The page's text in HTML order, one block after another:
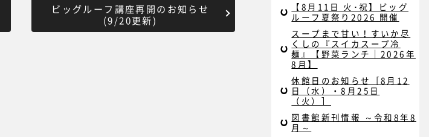
ビッグルーフ講座再開のお知らせ
(9/20更新)
【8月11日 火･祝】ビッグ
ルーフ夏祭り2026 開催
スープまで甘い！すいか尽
くしの『スイカスープ冷
麺』【野菜ランチ｜2026年
8月】
休館日のお知らせ［8月12
日（水）・8月25日
（火）］
図書館新刊情報 ～令和8年8
月～